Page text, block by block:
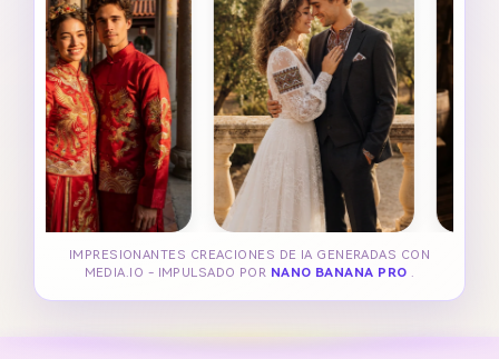
IMPRESIONANTES CREACIONES DE IA GENERADAS CON
MEDIA.IO - IMPULSADO POR NANO BANANA PRO .